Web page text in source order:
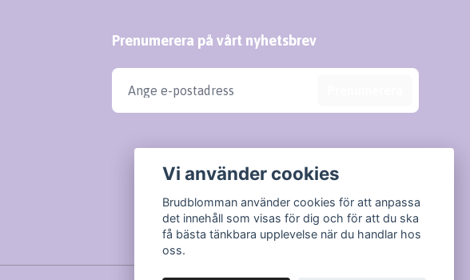
Prenumerera på vårt nyhetsbrev
Vi använder cookies
Brudblomman använder cookies för att anpassa
det innehåll som visas för dig och för att du ska
få bästa tänkbara upplevelse när du handlar hos
oss.